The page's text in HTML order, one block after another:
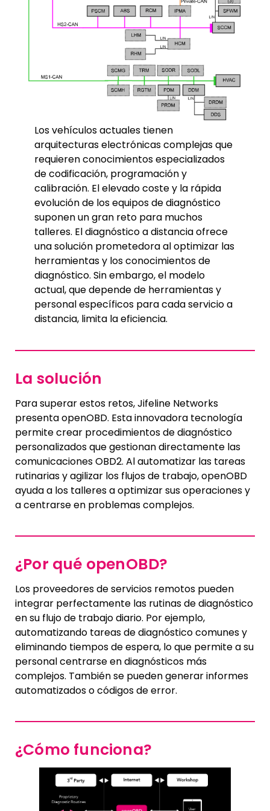
Los vehículos actuales tienen
arquitecturas electrónicas complejas que
requieren conocimientos especializados
de codificación, programación y
calibración. El elevado coste y la rápida
evolución de los equipos de diagnóstico
suponen un gran reto para muchos
talleres. El diagnóstico a distancia ofrece
una solución prometedora al optimizar las
herramientas y los conocimientos de
diagnóstico. Sin embargo, el modelo
actual, que depende de herramientas y
personal específicos para cada servicio a
distancia, limita la eficiencia.
La solución
Para superar estos retos, Jifeline Networks
presenta openOBD. Esta innovadora tecnología
permite crear procedimientos de diagnóstico
personalizados que gestionan directamente las
comunicaciones OBD2. Al automatizar las tareas
rutinarias y agilizar los flujos de trabajo, openOBD
ayuda a los talleres a optimizar sus operaciones y
a centrarse en problemas complejos.
¿Por qué openOBD?
Los proveedores de servicios remotos pueden
integrar perfectamente las rutinas de diagnóstico
en su flujo de trabajo diario. Por ejemplo,
automatizando tareas de diagnóstico comunes y
eliminando tiempos de espera, lo que permite a su
personal centrarse en diagnósticos más
complejos. También se pueden generar informes
automatizados o códigos de error.
¿Cómo funciona?